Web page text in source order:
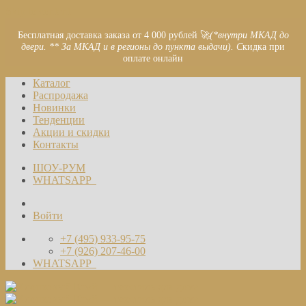
Бесплатная доставка заказа от 4 000 рублей 🚀(*внутри МКАД до
двери. ** За МКАД и в регионы до пункта выдачи). Скидка при
оплате онлайн
Каталог
Распродажа
Новинки
Тенденции
Акции и скидки
Контакты
ШОУ-РУМ
WHATSAPP
Войти
+7 (495) 933-95-75
+7 (926) 207-46-00
WHATSAPP